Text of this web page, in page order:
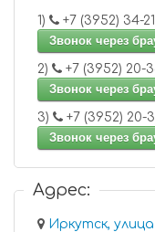
1)
Звонок через
2)
Звонок через
3)
Звонок через
Адрес:
Иркутск,